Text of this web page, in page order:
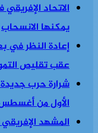
الاتحاد
يمكنها الانسحاب
إعادة النظر في
عقب تقليص
شرارة حرب
الأول من أغسطس
المشهد الإفريقي